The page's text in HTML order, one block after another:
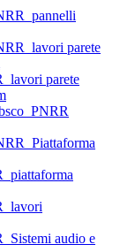
parete
parete
audio e